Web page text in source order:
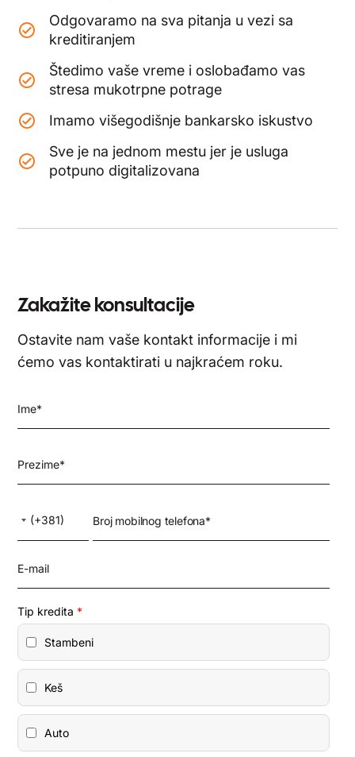
Odgovaramo na sva pitanja u vezi sa
kreditiranjem
Štedimo vaše vreme i oslobađamo vas
stresa mukotrpne potrage
Imamo višegodišnje bankarsko iskustvo
Sve je na jednom mestu jer je usluga
potpuno digitalizovana
Zakažite konsultacije
Ostavite nam vaše kontakt informacije i mi
ćemo vas kontaktirati u najkraćem roku.
Telefon*
(+381)
Tip kredita *
Stambeni
Keš
Auto